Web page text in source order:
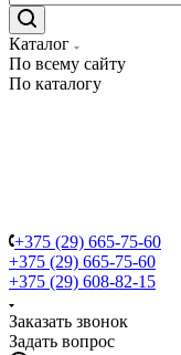
Каталог
По всему сайту
По каталогу
+375 (29) 665-75-60
+375 (29) 665-75-60
+375 (29) 608-82-15
Заказать звонок
Задать вопрос